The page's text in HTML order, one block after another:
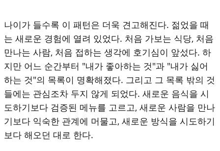
나이가 들수록 이 패턴은 더욱 견고해진다. 젊었을 때
는 새로운 경험에 열려 있었다. 처음 가보는 식당, 처음
만나는 사람, 처음 접하는 생각에 호기심이 앞섰다. 하
지만 어느 순간부터 "내가 좋아하는 것"과 "내가 싫어
하는 것"의 목록이 명확해졌다. 그리고 그 목록 밖의 것
들에는 관심조차 두지 않게 되었다. 새로운 음식을 시
도하기보다 검증된 메뉴를 고르고, 새로운 사람을 만나
기보다 익숙한 관계에 머물고, 새로운 방식을 시도하기
보다 해오던 대로 한다.